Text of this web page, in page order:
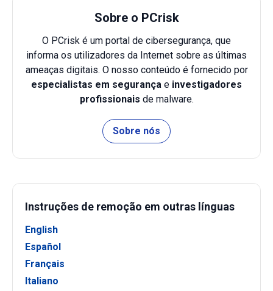
Sobre o PCrisk
O PCrisk é um portal de cibersegurança, que
informa os utilizadores da Internet sobre as últimas
ameaças digitais. O nosso conteúdo é fornecido por
especialistas em segurança e investigadores
profissionais de malware.
Sobre nós
Instruções de remoção em outras línguas
English
Español
Français
Italiano